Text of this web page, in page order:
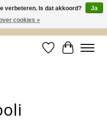
ruimte! Shop nu de zomer
Verlanglijst
verbeteren. Is dat akkoord?
Ja
cookies »